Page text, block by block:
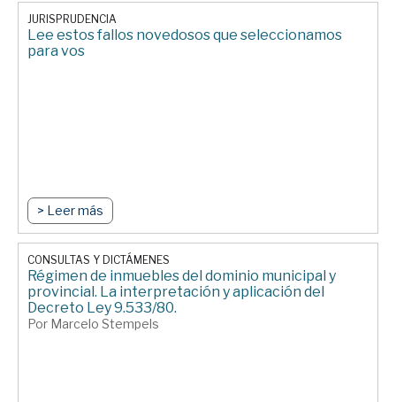
JURISPRUDENCIA
Lee estos fallos novedosos que seleccionamos
para vos
> Leer más
CONSULTAS Y DICTÁMENES
Régimen de inmuebles del dominio municipal y
provincial. La interpretación y aplicación del
Decreto Ley 9.533/80.
Por Marcelo Stempels